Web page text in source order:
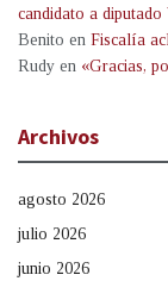
candidato a
Benito en Fiscalía
Rudy en «Gracias,
Archivos
agosto 2026
julio 2026
junio 2026